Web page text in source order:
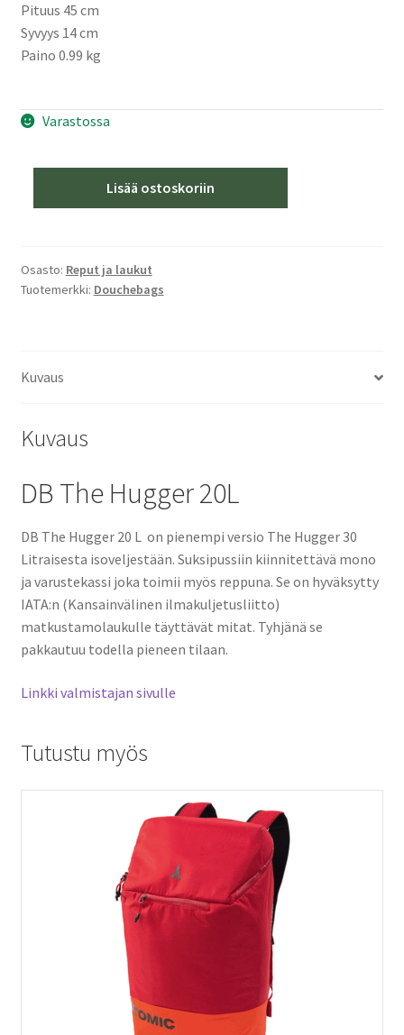
Pituus 45 cm
Syvyys 14 cm
Paino 0.99 kg
Varastossa
Moss
Green
Lisää ostoskoriin
Osasto: Reput ja laukut
Tuotemerkki: Douchebags
Kuvaus
Kuvaus
DB The Hugger 20L
DB The Hugger 20 L on pienempi versio The Hugger 30
Litraisesta isoveljestään. Suksipussiin kiinnitettävä mono
ja varustekassi joka toimii myös reppuna. Se on hyväksytty
IATA:n (Kansainvälinen ilmakuljetusliitto)
matkustamolaukulle täyttävät mitat. Tyhjänä se
pakkautuu todella pieneen tilaan.
Linkki valmistajan sivulle
Tutustu myös